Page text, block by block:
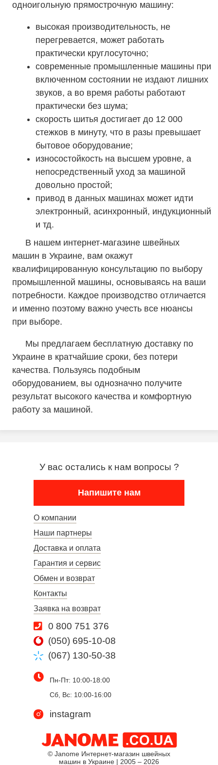
одноигольную прямострочную машину:
высокая производительность, не
перегревается, может работать
практически круглосуточно;
современные промышленные машины при
включенном состоянии не издают лишних
звуков, а во время работы работают
практически без шума;
скорость шитья достигает до 12 000
стежков в минуту, что в разы превышает
бытовое оборудование;
износостойкость на высшем уровне, а
непосредственный уход за машиной
довольно простой;
привод в данных машинах может идти
электронный, асинхронный, индукционный
и тд.
В нашем интернет-магазине швейных
машин в Украине, вам окажут
квалифицированную консультацию по выбору
промышленной машины, основываясь на ваши
потребности. Каждое производство отличается
и именно поэтому важно учесть все нюансы
при выборе.
Мы предлагаем бесплатную доставку по
Украине в кратчайшие сроки, без потери
качества. Пользуясь подобным
оборудованием, вы однозначно получите
результат высокого качества и комфортную
работу за машиной.
У вас остались к нам вопросы ?
Напишите нам
О компании
Наши партнеры
Доставка и оплата
Гарантия и сервис
Обмен и возврат
Контакты
Заявка на возврат
0 800 751 376
(050) 695-10-08
(067) 130-50-38
Пн-Пт: 10:00-18:00
Сб, Вс: 10:00-16:00
instagram
© Janome Интернет-магазин швейных
машин в Украине | 2005 – 2026